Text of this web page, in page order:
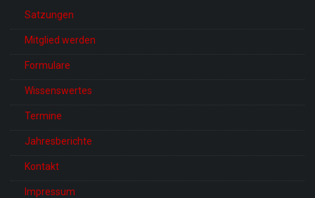
Satzungen
Mitglied werden
Formulare
Wissenswertes
Termine
Jahresberichte
Kontakt
Impressum